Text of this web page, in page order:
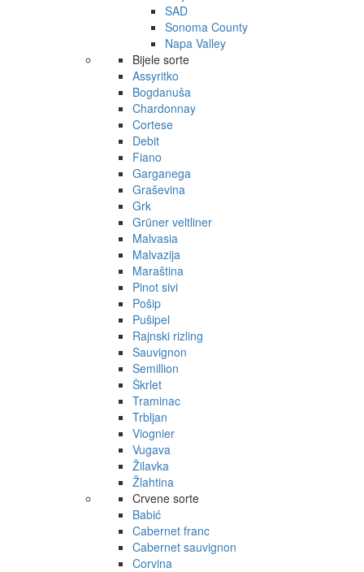
SAD
Sonoma County
Napa Valley
Bijele sorte
Assyritko
Bogdanuša
Chardonnay
Cortese
Debit
Fiano
Garganega
Graševina
Grk
Grüner veltliner
Malvasia
Malvazija
Maraština
Pinot sivi
Pošip
Pušipel
Rajnski rizling
Sauvignon
Semillion
Škrlet
Traminac
Trbljan
Viognier
Vugava
Žilavka
Žlahtina
Crvene sorte
Babić
Cabernet franc
Cabernet sauvignon
Corvina